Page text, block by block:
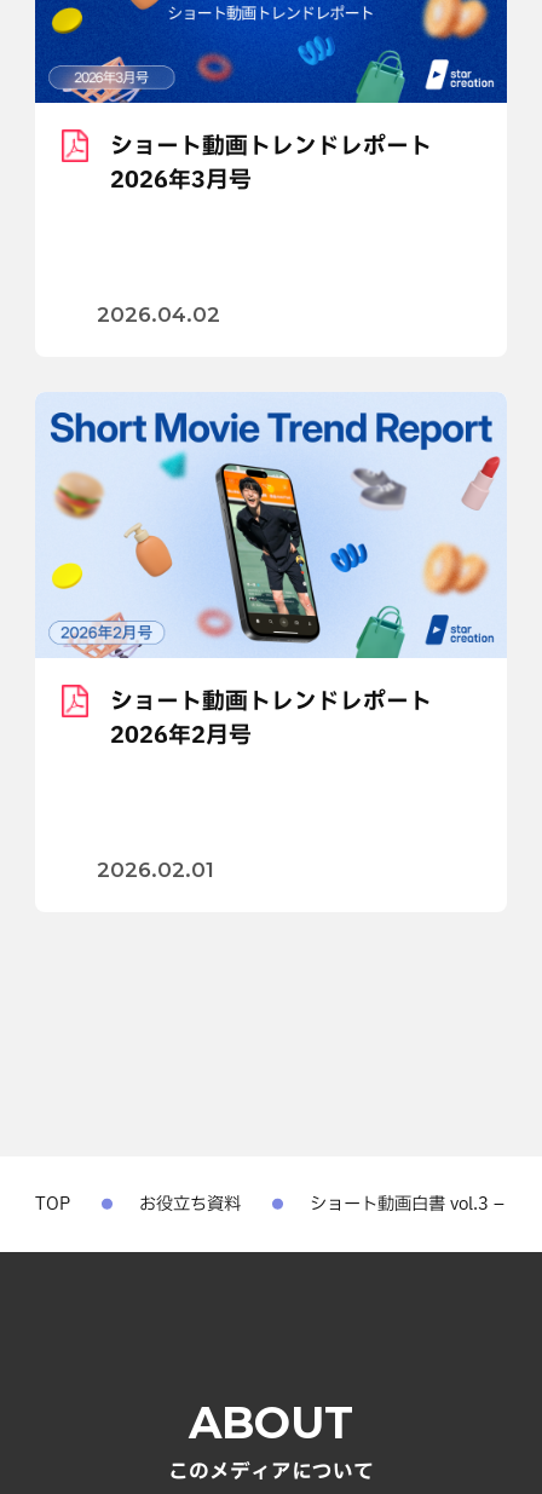
ショート動画トレンドレポート
2026年3月号
2026.04.02
ショート動画トレンドレポート
2026年2月号
2026.02.01
TOP お役立ち資料 ショート動画白書 vol.3 –
ABOUT
このメディアについて